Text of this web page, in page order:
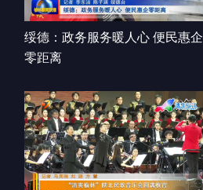
绥德：政务服务暖人心 便民惠企
零距离